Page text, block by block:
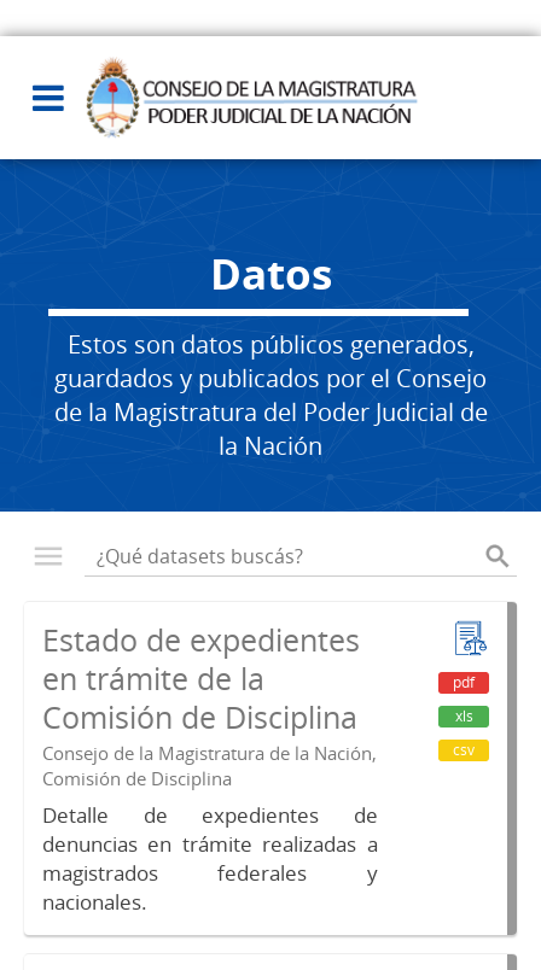
Datos
Estos son datos públicos generados,
guardados y publicados por el Consejo
de la Magistratura del Poder Judicial de
la Nación
Estado de expedientes
en trámite de la
Comisión de Disciplina
Consejo de la Magistratura de la Nación,
Comisión de Disciplina
Detalle de expedientes de
denuncias en trámite realizadas a
magistrados federales y
nacionales.
pdf
xls
csv